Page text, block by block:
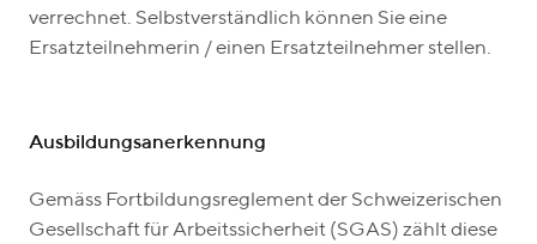
verrechnet. Selbstverständlich können Sie eine
Ersatzteilnehmerin / einen Ersatzteilnehmer stellen.
Ausbildungsanerkennung
Gemäss Fortbildungsreglement der Schweizerischen
Gesellschaft für Arbeitssicherheit (SGAS) zählt diese